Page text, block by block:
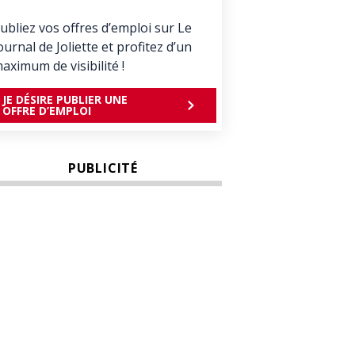
vos offres d’emploi sur Le
de Joliette et profitez d’un
de visibilité !
JE DÉSIRE PUBLIER UNE
OFFRE D’EMPLOI
PUBLICITÉ